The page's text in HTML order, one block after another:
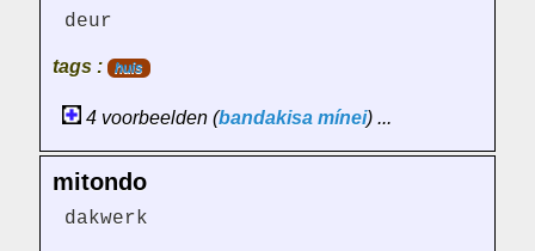
deur
tags : huis
4 voorbeelden (bandakisa mínei) ...
mitondo
dakwerk